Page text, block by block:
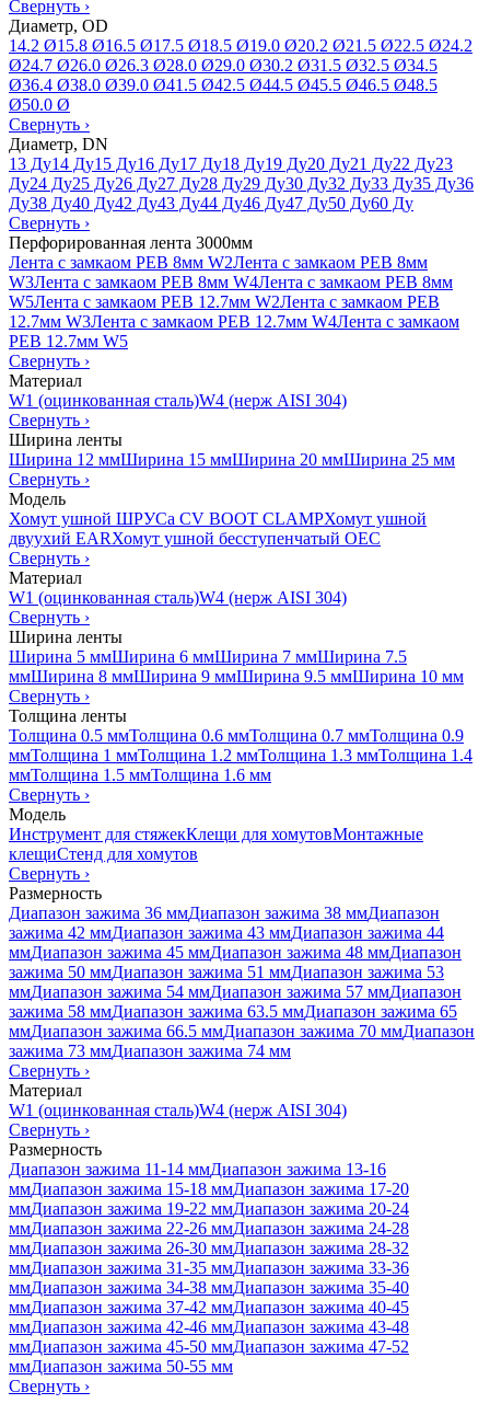
Свернуть ›
Диаметр, OD
14.2 Ø15.8 Ø16.5 Ø17.5 Ø18.5 Ø19.0 Ø20.2 Ø21.5 Ø22.5 Ø24.2
Ø24.7 Ø26.0 Ø26.3 Ø28.0 Ø29.0 Ø30.2 Ø31.5 Ø32.5 Ø34.5
Ø36.4 Ø38.0 Ø39.0 Ø41.5 Ø42.5 Ø44.5 Ø45.5 Ø46.5 Ø48.5
Ø50.0 Ø
Свернуть ›
Диаметр, DN
13 Ду14 Ду15 Ду16 Ду17 Ду18 Ду19 Ду20 Ду21 Ду22 Ду23
Ду24 Ду25 Ду26 Ду27 Ду28 Ду29 Ду30 Ду32 Ду33 Ду35 Ду36
Ду38 Ду40 Ду42 Ду43 Ду44 Ду46 Ду47 Ду50 Ду60 Ду
Свернуть ›
Перфорированная лента 3000мм
Лента с замкаом PEB 8мм W2Лента с замкаом PEB 8мм
W3Лента с замкаом PEB 8мм W4Лента с замкаом PEB 8мм
W5Лента с замкаом PEB 12.7мм W2Лента с замкаом PEB
12.7мм W3Лента с замкаом PEB 12.7мм W4Лента с замкаом
PEB 12.7мм W5
Свернуть ›
Материал
W1 (оцинкованная сталь)W4 (нерж AISI 304)
Свернуть ›
Ширина ленты
Ширина 12 ммШирина 15 ммШирина 20 ммШирина 25 мм
Свернуть ›
Модель
Хомут ушной ШРУСа CV BOOT CLAMPХомут ушной
двуухий EARХомут ушной бесступенчатый OEC
Свернуть ›
Материал
W1 (оцинкованная сталь)W4 (нерж AISI 304)
Свернуть ›
Ширина ленты
Ширина 5 ммШирина 6 ммШирина 7 ммШирина 7.5
ммШирина 8 ммШирина 9 ммШирина 9.5 ммШирина 10 мм
Свернуть ›
Толщина ленты
Толщина 0.5 ммТолщина 0.6 ммТолщина 0.7 ммТолщина 0.9
ммТолщина 1 ммТолщина 1.2 ммТолщина 1.3 ммТолщина 1.4
ммТолщина 1.5 ммТолщина 1.6 мм
Свернуть ›
Модель
Инструмент для стяжекКлещи для хомутовМонтажные
клещиСтенд для хомутов
Свернуть ›
Размерность
Диапазон зажима 36 ммДиапазон зажима 38 ммДиапазон
зажима 42 ммДиапазон зажима 43 ммДиапазон зажима 44
ммДиапазон зажима 45 ммДиапазон зажима 48 ммДиапазон
зажима 50 ммДиапазон зажима 51 ммДиапазон зажима 53
ммДиапазон зажима 54 ммДиапазон зажима 57 ммДиапазон
зажима 58 ммДиапазон зажима 63.5 ммДиапазон зажима 65
ммДиапазон зажима 66.5 ммДиапазон зажима 70 ммДиапазон
зажима 73 ммДиапазон зажима 74 мм
Свернуть ›
Материал
W1 (оцинкованная сталь)W4 (нерж AISI 304)
Свернуть ›
Размерность
Диапазон зажима 11-14 ммДиапазон зажима 13-16
ммДиапазон зажима 15-18 ммДиапазон зажима 17-20
ммДиапазон зажима 19-22 ммДиапазон зажима 20-24
ммДиапазон зажима 22-26 ммДиапазон зажима 24-28
ммДиапазон зажима 26-30 ммДиапазон зажима 28-32
ммДиапазон зажима 31-35 ммДиапазон зажима 33-36
ммДиапазон зажима 34-38 ммДиапазон зажима 35-40
ммДиапазон зажима 37-42 ммДиапазон зажима 40-45
ммДиапазон зажима 42-46 ммДиапазон зажима 43-48
ммДиапазон зажима 45-50 ммДиапазон зажима 47-52
ммДиапазон зажима 50-55 мм
Свернуть ›